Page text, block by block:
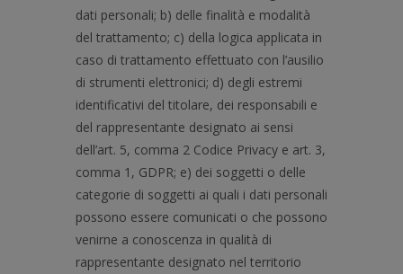
dati personali; b) delle finalità e modalità
del trattamento; c) della logica applicata in
caso di trattamento effettuato con l’ausilio
di strumenti elettronici; d) degli estremi
identificativi del titolare, dei responsabili e
del rappresentante designato ai sensi
dell’art. 5, comma 2 Codice Privacy e art. 3,
comma 1, GDPR; e) dei soggetti o delle
categorie di soggetti ai quali i dati personali
possono essere comunicati o che possono
venirne a conoscenza in qualità di
rappresentante designato nel territorio